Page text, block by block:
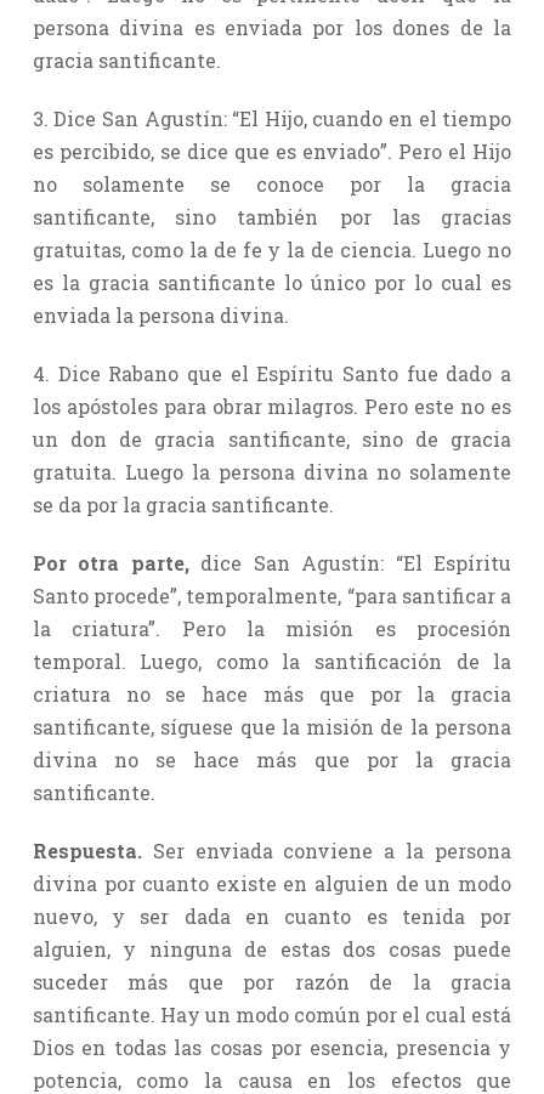
persona divina es enviada por los dones de la
gracia santificante.
3. Dice San Agustín: “El Hijo, cuando en el tiempo
es percibido, se dice que es enviado”. Pero el Hijo
no solamente se conoce por la gracia
santificante, sino también por las gracias
gratuitas, como la de fe y la de ciencia. Luego no
es la gracia santificante lo único por lo cual es
enviada la persona divina.
4. Dice Rabano que el Espíritu Santo fue dado a
los apóstoles para obrar milagros. Pero este no es
un don de gracia santificante, sino de gracia
gratuita. Luego la persona divina no solamente
se da por la gracia santificante.
Por otra parte,dice San Agustín: “El Espíritu
Santo procede”, temporalmente, “para santificar a
la criatura”. Pero la misión es procesión
temporal. Luego, como la santificación de la
criatura no se hace más que por la gracia
santificante, síguese que la misión de la persona
divina no se hace más que por la gracia
santificante.
Respuesta.Ser enviada conviene a la persona
divina por cuanto existe en alguien de un modo
nuevo, y ser dada en cuanto es tenida por
alguien, y ninguna de estas dos cosas puede
suceder más que por razón de la gracia
santificante. Hay un modo común por el cual está
Dios en todas las cosas por esencia, presencia y
potencia, como la causa en los efectos que